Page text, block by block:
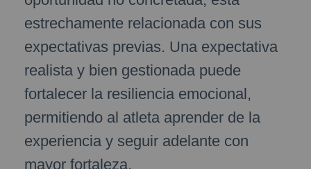
estrechamente relacionada con sus
expectativas previas. Una expectativa
realista y bien gestionada puede
fortalecer la resiliencia emocional,
permitiendo al atleta aprender de la
experiencia y seguir adelante con
mayor fortaleza.